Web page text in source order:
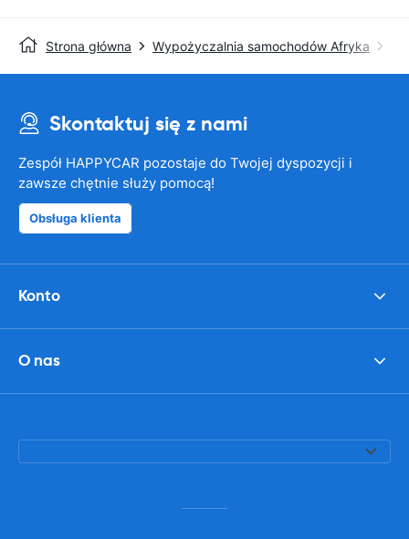
Strona główna Wypożyczalnia samochodów Afryka
Skontaktuj się z nami
Zespół HAPPYCAR pozostaje do Twojej dyspozycji i
zawsze chętnie służy pomocą!
Obsługa klienta
Konto
O nas